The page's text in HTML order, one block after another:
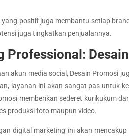
positif juga membantu setiap
juga tingkatkan penjualannya.
Professional:
akun media social, Desain Promosi
layanan ini akan sangat pas untuk
memberikan sederet kurikukum
produksi foto maupun video.
digital marketing ini akan